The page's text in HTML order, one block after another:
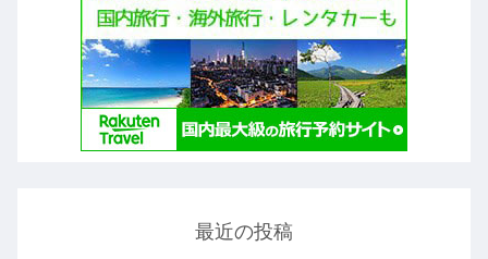
最近の投稿